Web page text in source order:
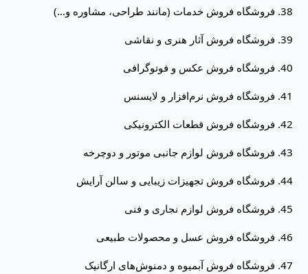
فروشگاه فروش خدمات (مانند طراحی، مشاوره و…)
فروشگاه فروش آثار هنری و نقاشی
فروشگاه فروش عکس و فوتوگرافی
فروشگاه فروش نرم‌افزار و لایسنس
فروشگاه فروش قطعات الکترونیکی
فروشگاه فروش لوازم جانبی موتور و دوچرخه
فروشگاه فروش تجهیزات زیبایی و سالن آرایش
فروشگاه فروش لوازم نجاری و فنی
فروشگاه فروش عسل و محصولات طبیعی
فروشگاه فروش آبمیوه و دمنوش‌های ارگانیک